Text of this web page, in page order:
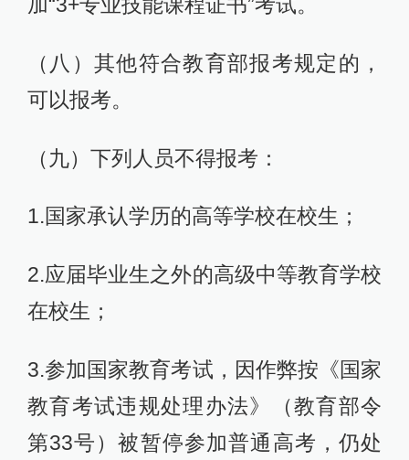
（八）其他符合教育部报考规定的，
可以报考。
（九）下列人员不得报考：
1.国家承认学历的高等学校在校生；
2.应届毕业生之外的高级中等教育学校
在校生；
3.参加国家教育考试，因作弊按《国家
教育考试违规处理办法》（教育部令
第33号）被暂停参加普通高考，仍处